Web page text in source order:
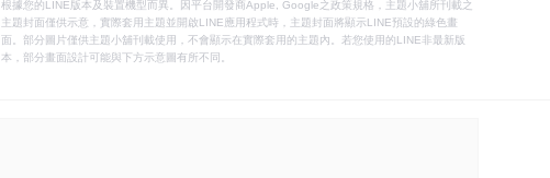
根據您的LINE版本及裝置機型而異。因平台開發商Apple, Google之政策規格，主題小舖所刊載之
主題封面僅供示意，實際套用主題並開啟LINE應用程式時，主題封面將顯示LINE預設的綠色畫
面。部分圖片僅供主題小舖刊載使用，不會顯示在實際套用的主題內。若您使用的LINE非最新版
本，部分畫面設計可能與下方示意圖有所不同。